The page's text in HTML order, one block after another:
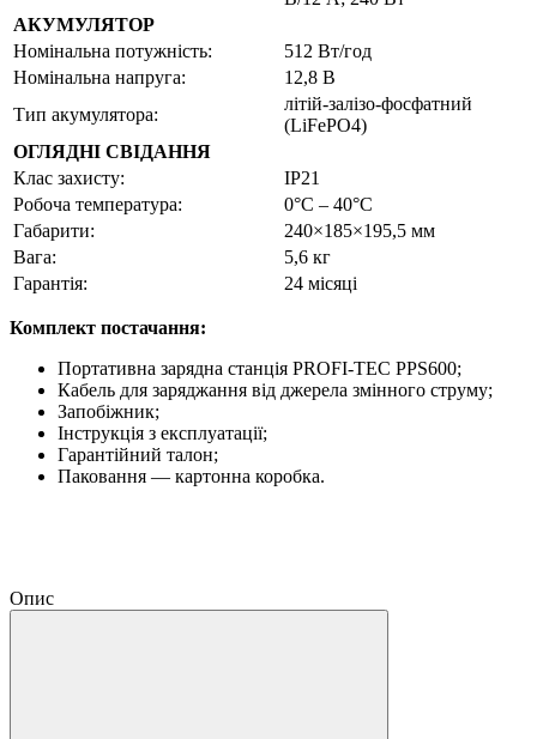
АКУМУЛЯТОР
Номінальна потужність:
512 Вт/год
Номінальна напруга:
12,8 В
Тип акумулятора:
літій-залізо-фосфатний
(LiFePO4)
ОГЛЯДНІ СВІДАННЯ
Клас захисту:
IP21
Робоча температура:
0°C – 40°C
Габарити:
240×185×195,5 мм
Вага:
5,6 кг
Гарантія:
24 місяці
Комплект постачання:
Портативна зарядна станція PROFI-TEC PPS600;
Кабель для заряджання від джерела змінного струму;
Запобіжник;
Інструкція з експлуатації;
Гарантійний талон;
Паковання — картонна коробка.
Опис